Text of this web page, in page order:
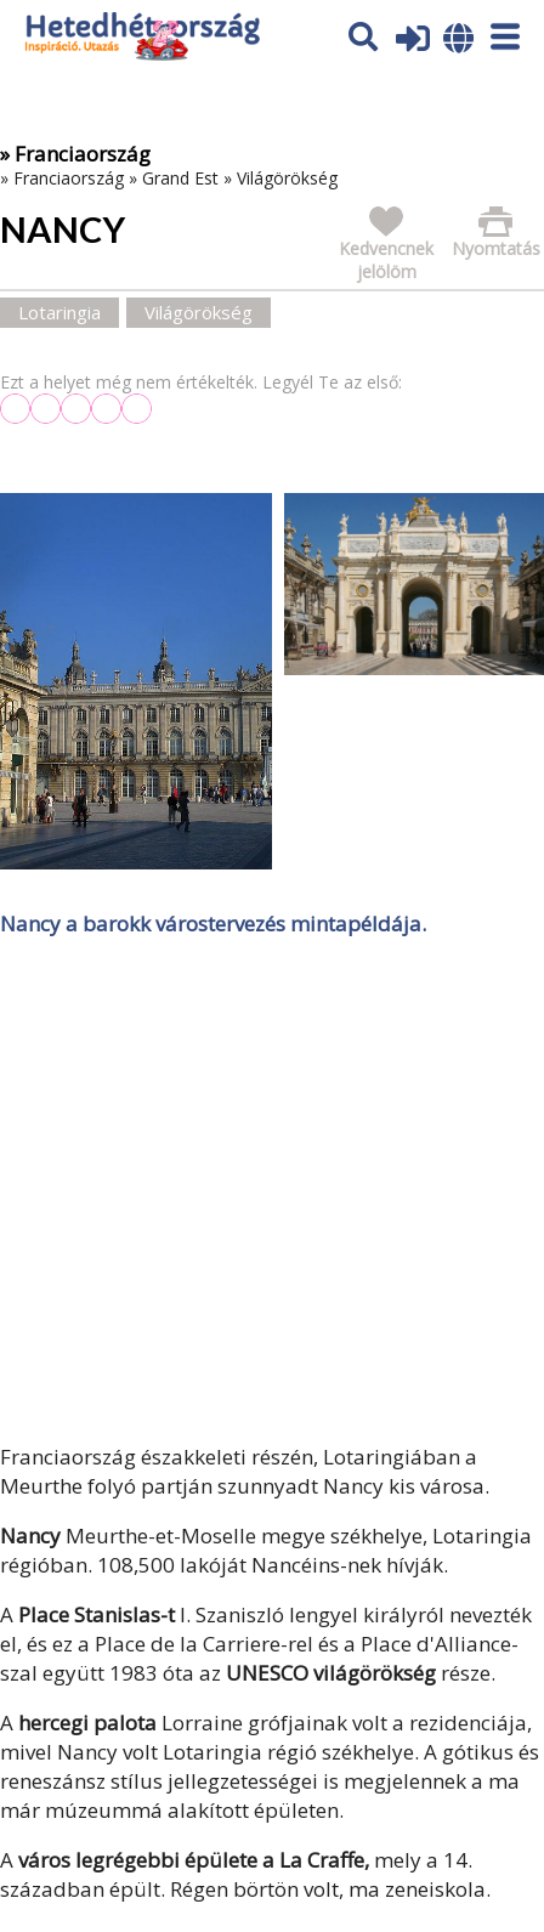
Az oldal sütiket (cookies) használ. További tájékoztatás itt:
Adatvédelmi tájékoztató
» Franciaország
» Franciaország » Grand Est » Világörökség
NANCY Nyomtatás
Kedvencnek
jelölöm
Lotaringia Világörökség
Ezt a helyet még nem értékelték. Legyél Te az első:
Nancy a barokk várostervezés mintapéldája.
Franciaország északkeleti részén, Lotaringiában a
Meurthe folyó partján szunnyadt Nancy kis városa.
Nancy Meurthe-et-Moselle megye székhelye, Lotaringia
régióban. 108,500 lakóját Nancéins-nek hívják.
A Place Stanislas-tI. Szaniszló lengyel királyról nevezték
el, és ez a Place de la Carriere-rel és a Place d'Alliance-
szal együtt 1983 óta az UNESCO világörökség része.
A hercegi palota Lorraine grófjainak volt a rezidenciája,
mivel Nancy volt Lotaringia régió székhelye. A gótikus és
reneszánsz stílus jellegzetességei is megjelennek a ma
már múzeummá alakított épületen.
Aváros legrégebbi épülete a La Craffe, mely a 14.
században épült. Régen börtön volt, ma zeneiskola.